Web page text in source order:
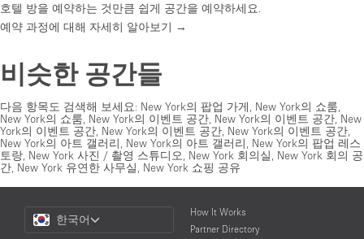
호텔 방을 예약하는 것만큼 쉽게 공간을 예약하세요.
예약 과정에 대해 자세히 알아보기 →
비슷한 공간들
다음 항목도 검색해 보세요: New York의 팝업 가게 New York의 쇼룸
New York의 쇼룸 New York의 이벤트 공간 New York의 이벤트 공간 New
York의 이벤트 공간 New York의 이벤트 공간 New York의 이벤트 공간
New York의 아트 갤러리
New York의 아트 갤러리
New York의 팝업 레스
토랑 New York 사진 / 촬영 스튜디오 New York 회의실
New York 회의 공
간 New York 유연한 사무실 New York 쇼핑 공유
Choose
Language
한국어
How It Works
Partner Directory